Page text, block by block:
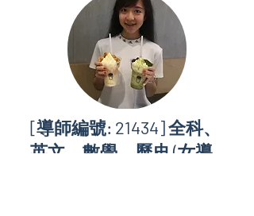
[導師編號: 21434] 全科、
英文、數學、歷史 (女導